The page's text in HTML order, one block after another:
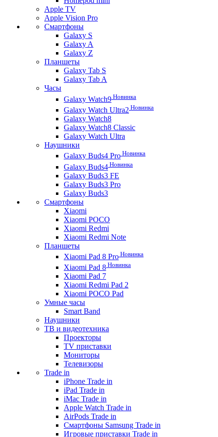
Apple TV
Apple Vision Pro
Смартфоны
Galaxy S
Galaxy A
Galaxy Z
Планшеты
Galaxy Tab S
Galaxy Tab A
Часы
Galaxy Watch9 Новинка
Galaxy Watch Ultra2 Новинка
Galaxy Watch8
Galaxy Watch8 Classic
Galaxy Watch Ultra
Наушники
Galaxy Buds4 Pro Новинка
Galaxy Buds4 Новинка
Galaxy Buds3 FE
Galaxy Buds3 Pro
Galaxy Buds3
Смартфоны
Xiaomi
Xiaomi POCO
Xiaomi Redmi
Xiaomi Redmi Note
Планшеты
Xiaomi Pad 8 Pro Новинка
Xiaomi Pad 8 Новинка
Xiaomi Pad 7
Xiaomi Redmi Pad 2
Xiaomi POCO Pad
Умные часы
Smart Band
Наушники
ТВ и видеотехника
Проекторы
TV приставки
Мониторы
Телевизоры
Trade in
iPhone Trade in
iPad Trade in
iMac Trade in
Apple Watch Trade in
AirPods Trade in
Смартфоны Samsung Trade in
Игровые приставки Trade in